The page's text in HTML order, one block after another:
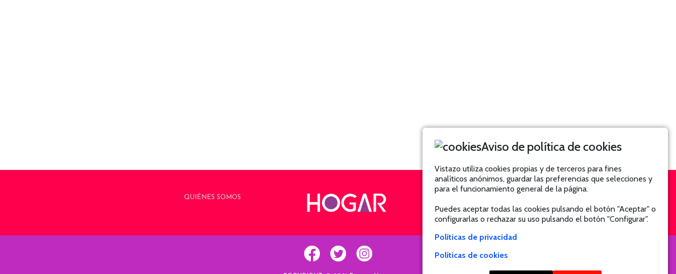
QUIÉNES SOMOS
Aviso de política de cookies
Vistazo utiliza cookies propias y de terceros para fines
analíticos anónimos, guardar las preferencias que selecciones y
para el funcionamiento general de la página.
Puedes aceptar todas las cookies pulsando el botón "Aceptar" o
configurarlas o rechazar su uso pulsando el botón "Configurar".
Políticas de privacidad
Políticas de cookies